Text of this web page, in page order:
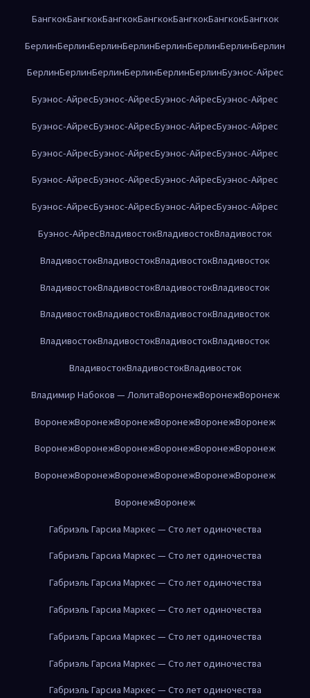
БангкокБангкокБангкокБангкокБангкокБангкокБангкок
БерлинБерлинБерлинБерлинБерлинБерлинБерлинБерлин
БерлинБерлинБерлинБерлинБерлинБерлинБуэнос-Айрес
Буэнос-АйресБуэнос-АйресБуэнос-АйресБуэнос-Айрес
Буэнос-АйресБуэнос-АйресБуэнос-АйресБуэнос-Айрес
Буэнос-АйресБуэнос-АйресБуэнос-АйресБуэнос-Айрес
Буэнос-АйресБуэнос-АйресБуэнос-АйресБуэнос-Айрес
Буэнос-АйресБуэнос-АйресБуэнос-АйресБуэнос-Айрес
Буэнос-АйресВладивостокВладивостокВладивосток
ВладивостокВладивостокВладивостокВладивосток
ВладивостокВладивостокВладивостокВладивосток
ВладивостокВладивостокВладивостокВладивосток
ВладивостокВладивостокВладивостокВладивосток
ВладивостокВладивостокВладивосток
Владимир Набоков — ЛолитаВоронежВоронежВоронеж
ВоронежВоронежВоронежВоронежВоронежВоронеж
ВоронежВоронежВоронежВоронежВоронежВоронеж
ВоронежВоронежВоронежВоронежВоронежВоронеж
ВоронежВоронеж
Габриэль Гарсиа Маркес — Сто лет одиночества
Габриэль Гарсиа Маркес — Сто лет одиночества
Габриэль Гарсиа Маркес — Сто лет одиночества
Габриэль Гарсиа Маркес — Сто лет одиночества
Габриэль Гарсиа Маркес — Сто лет одиночества
Габриэль Гарсиа Маркес — Сто лет одиночества
Габриэль Гарсиа Маркес — Сто лет одиночества